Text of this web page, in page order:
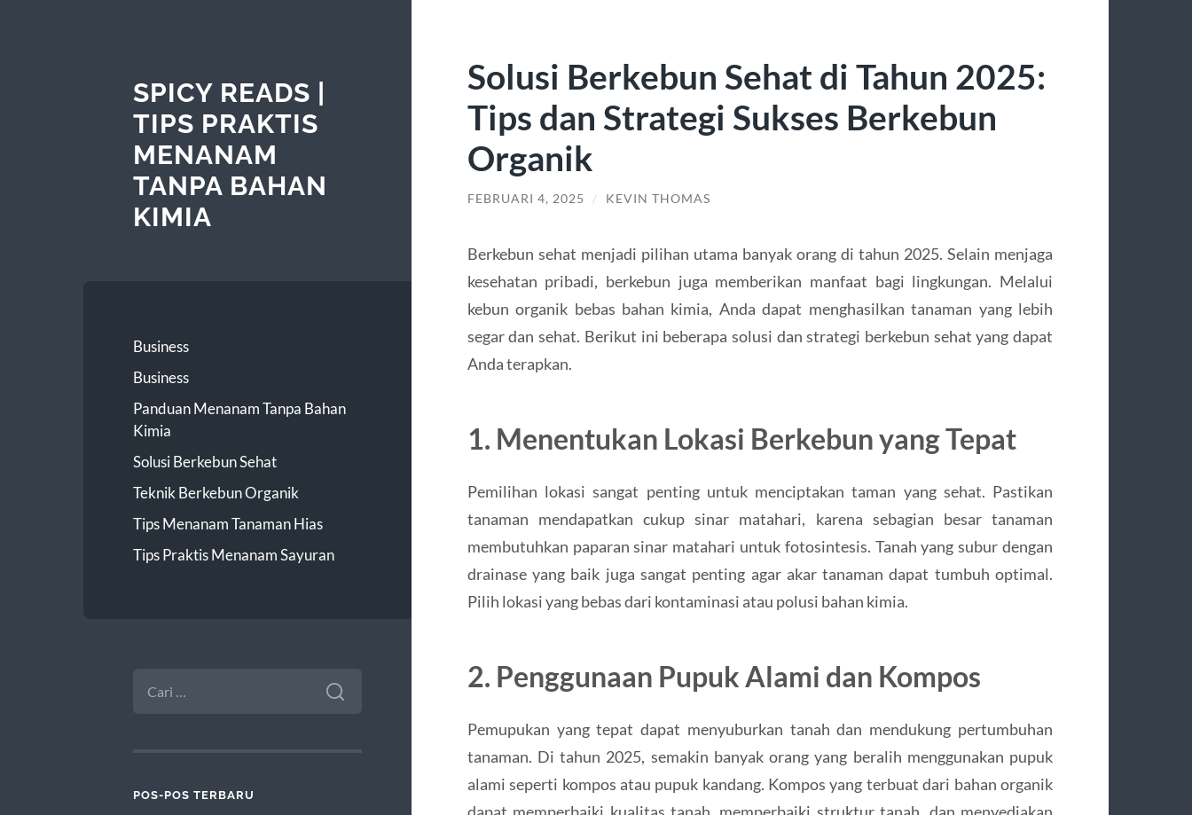
SPICY READS |
TIPS PRAKTIS
MENANAM
TANPA BAHAN
KIMIA
Business
Business
Panduan Menanam Tanpa Bahan
Kimia
Solusi Berkebun Sehat
Teknik Berkebun Organik
Tips Menanam Tanaman Hias
Tips Praktis Menanam Sayuran
UNTUK:
POS-POS TERBARU
Solusi Berkebun Sehat di Tahun 2025:
Tips dan Strategi Sukses Berkebun
Organik
FEBRUARI 4, 2025 / KEVIN THOMAS
Berkebun sehat menjadi pilihan utama banyak orang di tahun 2025. Selain menjaga
kesehatan pribadi, berkebun juga memberikan manfaat bagi lingkungan. Melalui
kebun organik bebas bahan kimia, Anda dapat menghasilkan tanaman yang lebih
segar dan sehat. Berikut ini beberapa solusi dan strategi berkebun sehat yang dapat
Anda terapkan.
1. Menentukan Lokasi Berkebun yang Tepat
Pemilihan lokasi sangat penting untuk menciptakan taman yang sehat. Pastikan
tanaman mendapatkan cukup sinar matahari, karena sebagian besar tanaman
membutuhkan paparan sinar matahari untuk fotosintesis. Tanah yang subur dengan
drainase yang baik juga sangat penting agar akar tanaman dapat tumbuh optimal.
Pilih lokasi yang bebas dari kontaminasi atau polusi bahan kimia.
2. Penggunaan Pupuk Alami dan Kompos
Pemupukan yang tepat dapat menyuburkan tanah dan mendukung pertumbuhan
tanaman. Di tahun 2025, semakin banyak orang yang beralih menggunakan pupuk
alami seperti kompos atau pupuk kandang. Kompos yang terbuat dari bahan organik